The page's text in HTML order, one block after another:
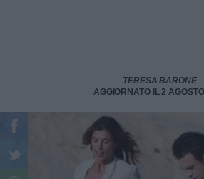
TERESA BARONE
AGGIORNATO IL 2